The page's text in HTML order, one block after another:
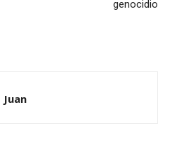
genocidio
Juan